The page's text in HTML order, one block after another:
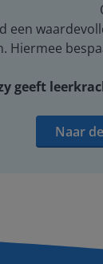
een
Hiermee
geeft
Naar